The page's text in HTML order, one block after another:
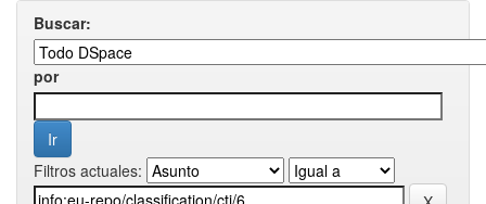
Buscar:
por
Filtros actuales: